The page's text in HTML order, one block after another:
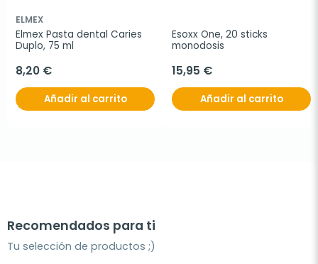
ELMEX
Elmex Pasta dental Caries
Duplo, 75 ml
8,20 €
Añadir al carrito
Esoxx One, 20 sticks
monodosis
15,95 €
Añadir al carrito
Recomendados para ti
Tu selección de productos ;)